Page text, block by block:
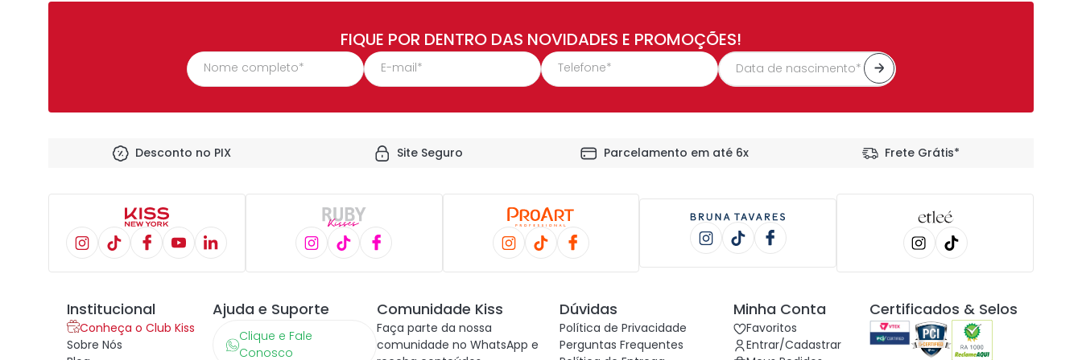
FIQUE POR DENTRO DAS NOVIDADES E PROMOÇÕES!
Desconto no PIX Site Seguro Parcelamento em até 6x Frete Grátis*
Institucional
Conheça o Club Kiss
Sobre Nós
Ajuda e Suporte
Clique e Fale
Conosco
Comunidade Kiss
Faça parte da nossa
comunidade no WhatsApp e
Dúvidas
Política de Privacidade
Perguntas Frequentes
Minha Conta
Favoritos
Entrar/Cadastrar
Certificados & Selos